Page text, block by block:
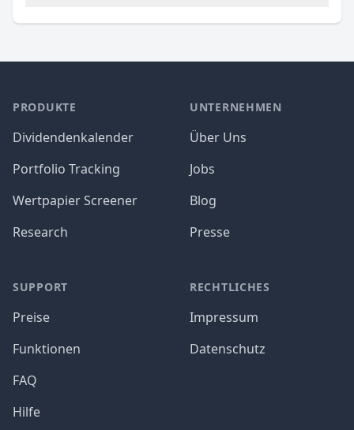
PRODUKTE
Dividendenkalender
Portfolio Tracking
Wertpapier Screener
Research
SUPPORT
Preise
Funktionen
FAQ
Hilfe
UNTERNEHMEN
Über Uns
Jobs
Blog
Presse
RECHTLICHES
Impressum
Datenschutz